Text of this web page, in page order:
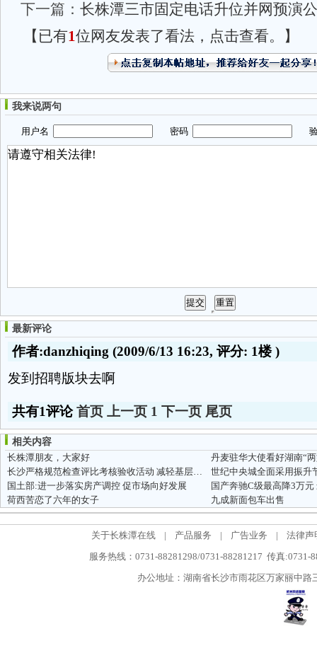
下一篇： 长株潭三市固定电话升位并网预演
【已有1位网友发表了看法，点击查看。】
我来说两句
用户名 密码 验
最新评论
作者:danzhiqing (2009/6/13 16:23, 评分: 1楼)
发到招聘版块去啊
共有1评论首页 上一页 1 下一页 尾页
相关内容
长株潭朋友，大家好
丹麦驻华大使看好湖南“
长沙严格规范检查评比考核验收活动 减轻基层负担
国土部:进一步落实房产调控 促市场向好发展
国产奔驰C级最高降3万
荷西苦恋了六年的女子
九成新面包车出售
关于长株潭在线 | 产品服务 | 广告业务 |
法律声
服务热线：0731-88281298/0731-88281217 传真:0731-
办公地址：湖南省长沙市雨花区万家丽中